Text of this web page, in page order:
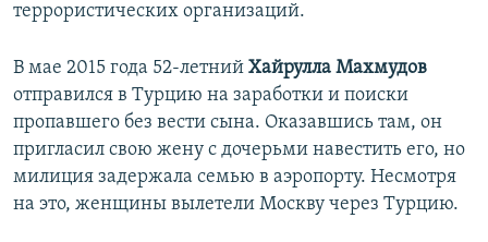
террористических организаций.
В мае 2015 года 52-летний Хайрулла Махмудов
отправился в Турцию на заработки и поиски
пропавшего без вести сына. Оказавшись там, он
пригласил свою жену с дочерьми навестить его, но
милиция задержала семью в аэропорту. Несмотря
на это, женщины вылетели Москву через Турцию.